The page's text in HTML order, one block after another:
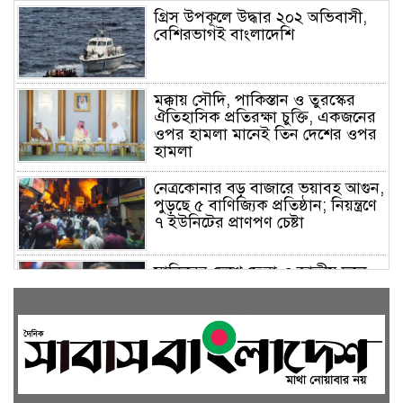
গ্রিস উপকূলে উদ্ধার ২০২ অভিবাসী,
বেশিরভাগই বাংলাদেশি
মক্কায় সৌদি, পাকিস্তান ও তুরস্কের
ঐতিহাসিক প্রতিরক্ষা চুক্তি, একজনের
ওপর হামলা মানেই তিন দেশের ওপর
হামলা
নেত্রকোনার বড় বাজারে ভয়াবহ আগুন,
পুড়ছে ৫ বাণিজ্যিক প্রতিষ্ঠান; নিয়ন্ত্রণে
৭ ইউনিটের প্রাণপণ চেষ্টা
সাকিবের দেশে ফেরা ও জাতীয় দলে
ফেরার সম্ভাবনা নেই, ইঙ্গিত ক্রীড়া
ফেসবুকে যুক্ত হলো বিকাশ, সহজ
হলো ডিজিটাল পেমেন্ট